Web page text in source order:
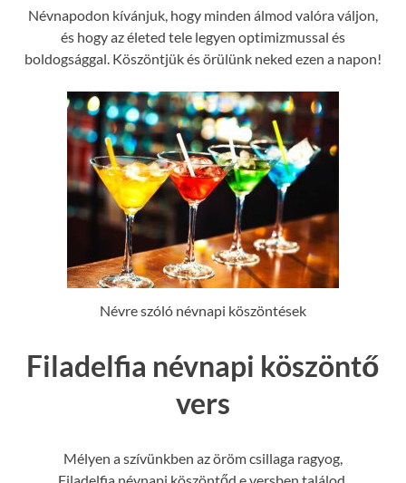
Névnapodon kívánjuk, hogy minden álmod valóra váljon,
és hogy az életed tele legyen optimizmussal és
boldogsággal. Köszöntjük és örülünk neked ezen a napon!
Névre szóló névnapi köszöntések
Filadelfia névnapi köszöntő
vers
Mélyen a szívünkben az öröm csillaga ragyog,